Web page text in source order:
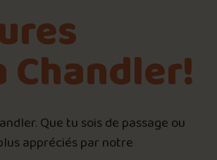
Trouve
Que tu sois de passage ou
appréciés par notre